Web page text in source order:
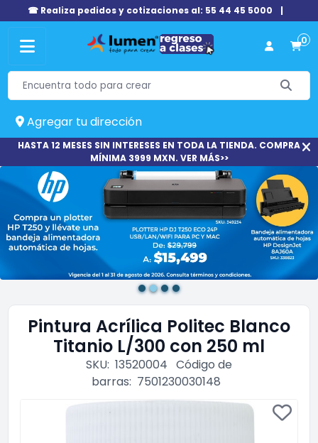
☎ Realiza pedidos y cotizaciones al: 55 44 45 5000 |
0
Agregar tu dirección
HASTA 12 MESES SIN INTERESES EN TODA LA TIENDA. COMPRA
MÍNIMA 3999 MXN. VER MÁS>>
Pintura Acrílica Politec Blanco
Titanio L/300 con 250 ml
SKU: 13520004 Código de
barras: 7501230030148